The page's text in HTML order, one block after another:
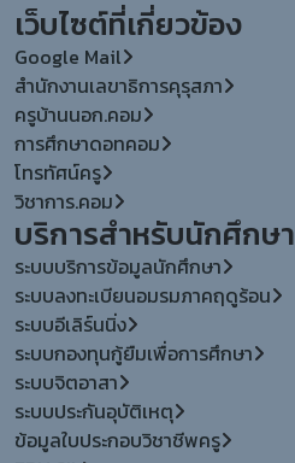
เว็บไซต์ที่เกี่ยวข้อง
Google Mail
สำนักงานเลขาธิการคุรุสภา
ครูบ้านนอก.คอม
การศึกษาดอทคอม
โทรทัศน์ครู
วิชาการ.คอม
บริการสำหรับนักศึกษา
ระบบบริการข้อมูลนักศึกษา
ระบบลงทะเบียนอมรมภาคฤดูร้อน
ระบบอีเลิร์นนิ่ง
ระบบกองทุนกู้ยืมเพื่อการศึกษา
ระบบจิตอาสา
ระบบประกันอุบัติเหตุ
ข้อมูลใบประกอบวิชาชีพครู